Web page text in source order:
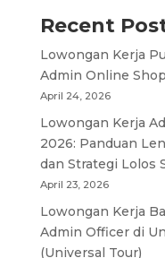
Recent
Lowongan Kerja
Admin Online
April 24, 2026
Lowongan Kerja
2026: Panduan
dan Strategi Lolos
April 23, 2026
Lowongan Kerja
Admin Officer di
(Universal Tour)